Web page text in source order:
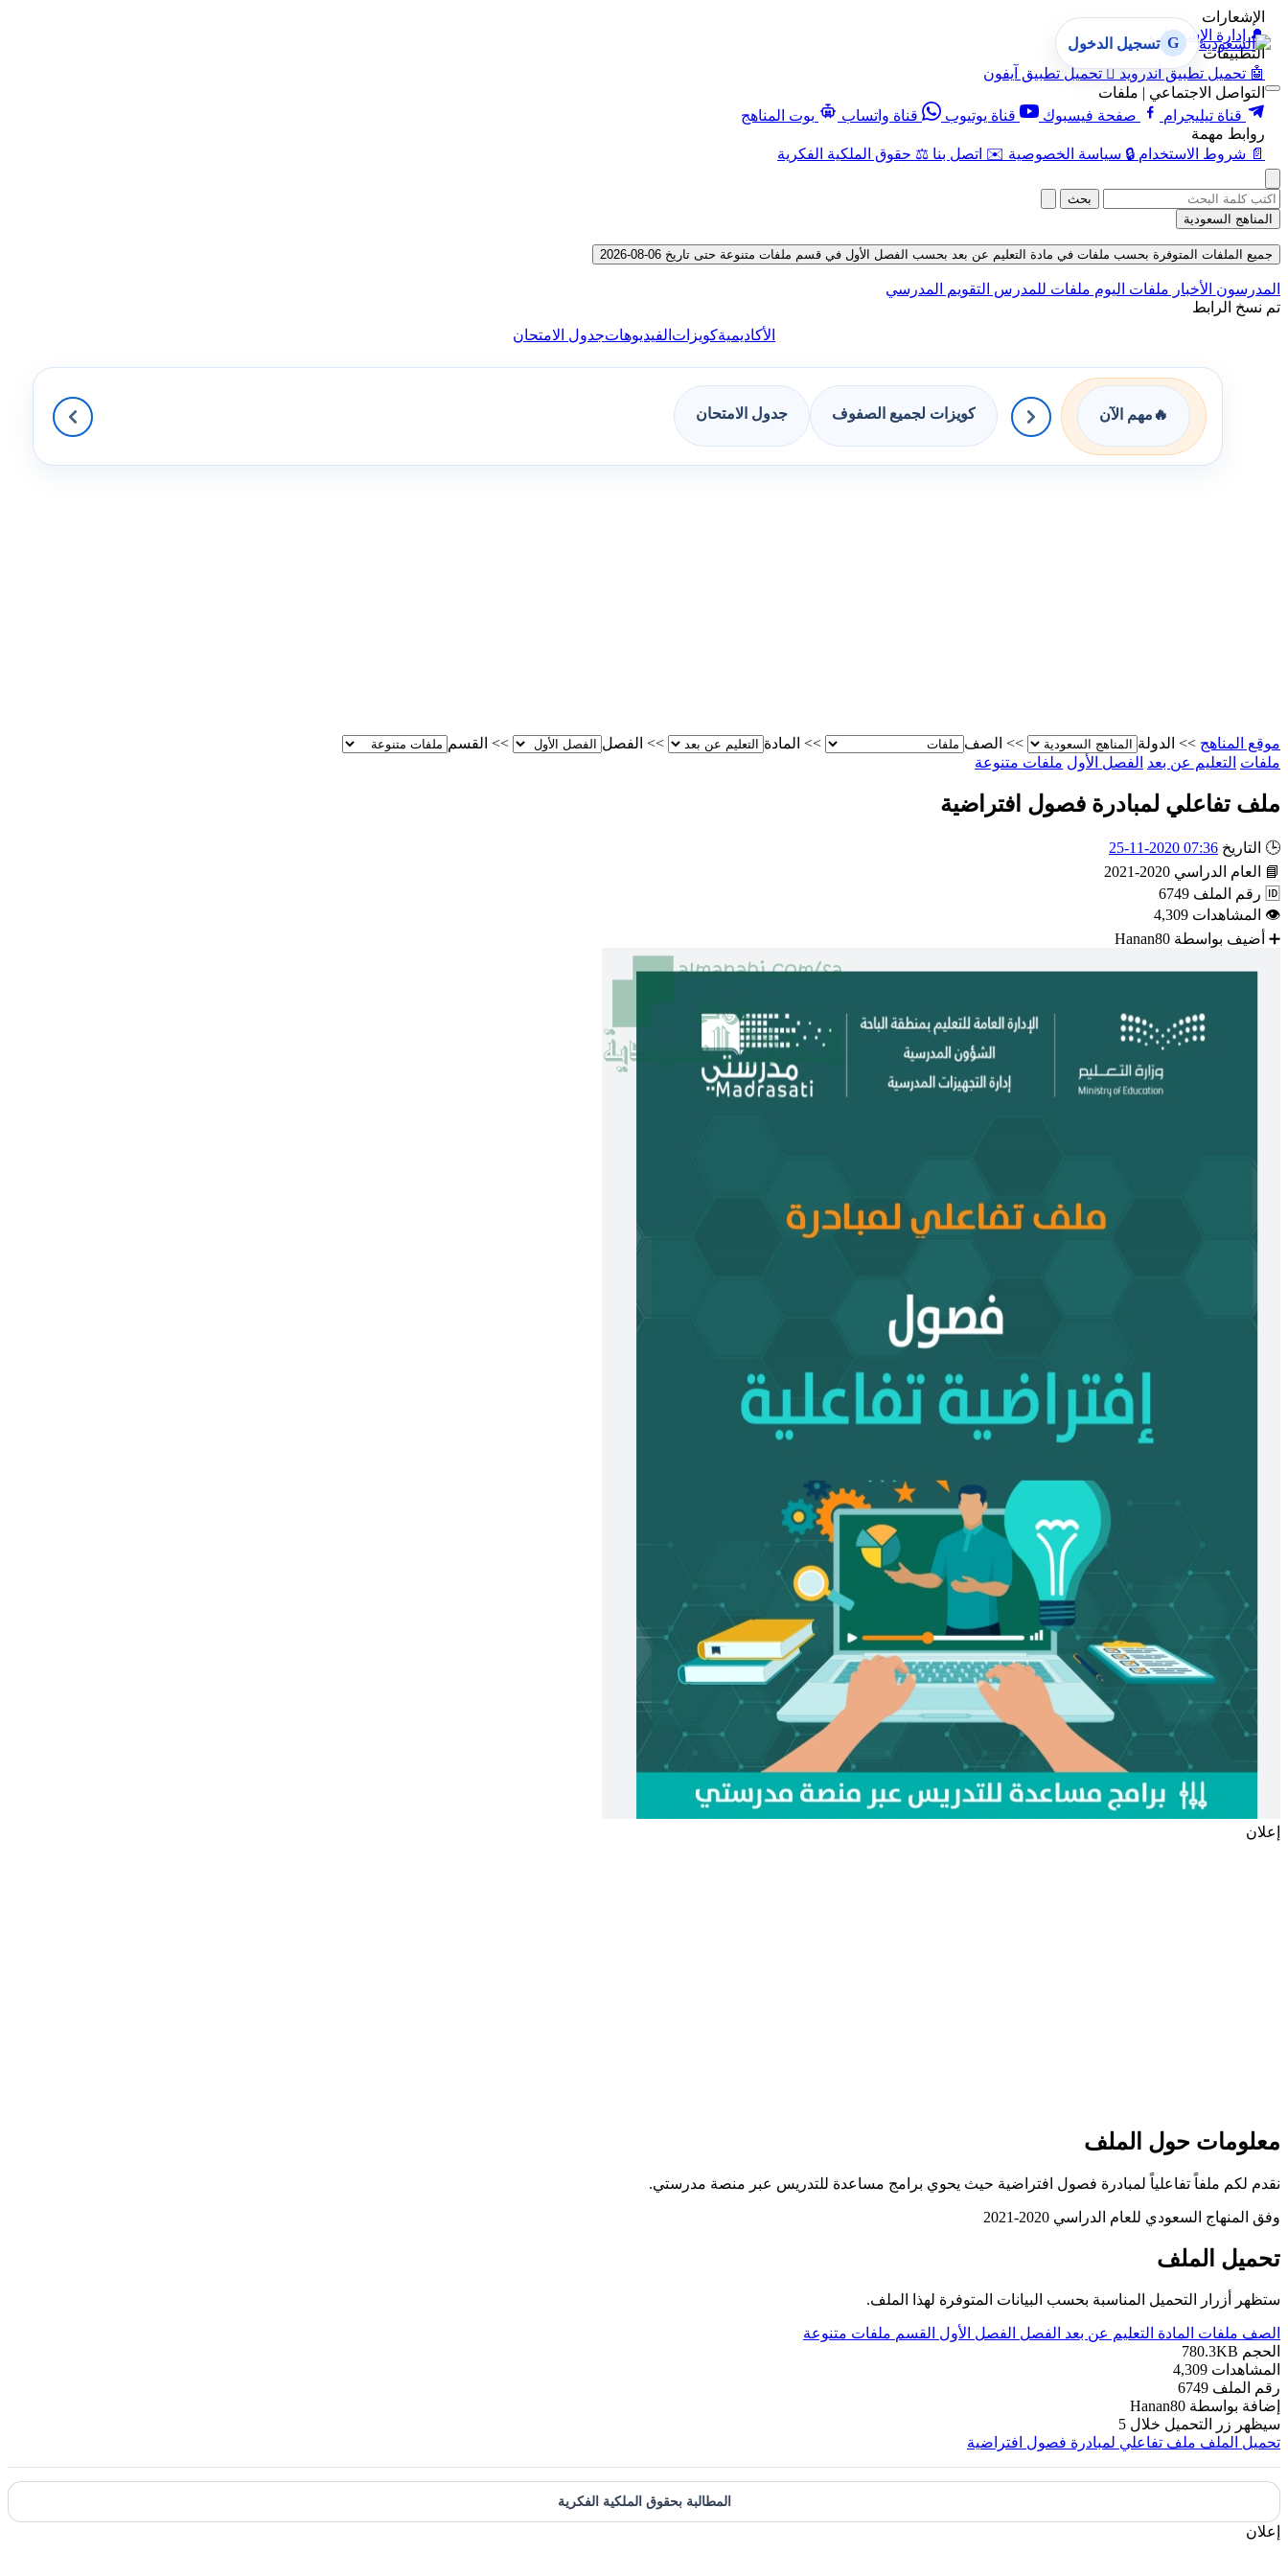
الإشعارات
🔔 إدارة الإشعارات
التطبيقات
🤖 تحميل تطبيق أندرويد  تحميل تطبيق آيفون
التواصل الاجتماعي | ملفات
قناة تيليجرام
صفحة فيسبوك قناة يوتيوب قناة واتساب
بوت المناهج
روابط مهمة
📄 شروط الاستخدام 🔒 سياسة الخصوصية ✉️ اتصل بنا ⚖️ حقوق الملكية الفكرية
G تسجيل الدخول
بحث
المناهج السعودية
جميع الملفات المتوفرة بحسب ملفات في مادة التعليم عن بعد بحسب الفصل الأول في قسم ملفات متنوعة حتى تاريخ 06-08-2026
المدرسون الأخبار ملفات اليوم ملفات للمدرس التقويم المدرسي
تم نسخ الرابط
الأكاديميةكويزات الفيديوهاتجدول الامتحان
🔥 مهم الآن كويزات لجميع الصفوف جدول الامتحان
موقع المناهج >> الدولة >> الصف >> المادة >> الفصل >> القسم
ملفات التعليم عن بعد الفصل الأول ملفات متنوعة
ملف تفاعلي لمبادرة فصول افتراضية
🕒 التاريخ 07:36 2020-11-25
📘
العام الدراسي 2020-2021
🆔 رقم الملف 6749
👁 المشاهدات 4,309
➕ أضيف بواسطة Hanan80
إعلان
معلومات حول الملف
نقدم لكم ملفاً تفاعلياً لمبادرة فصول افتراضية حيث يحوي برامج مساعدة للتدريس عبر منصة مدرستي.
وفق المنهاج السعودي للعام الدراسي 2020-2021
تحميل الملف
ستظهر أزرار التحميل المناسبة بحسب البيانات المتوفرة لهذا الملف.
الصف ملفات المادة التعليم عن بعد الفصل الفصل الأول القسم ملفات متنوعة
الحجم 780.3KB
المشاهدات 4,309
رقم الملف 6749
إضافة بواسطة Hanan80
سيظهر زر التحميل خلال 5
تحميل الملف ملف تفاعلي لمبادرة فصول افتراضية
المطالبة بحقوق الملكية الفكرية
إعلان